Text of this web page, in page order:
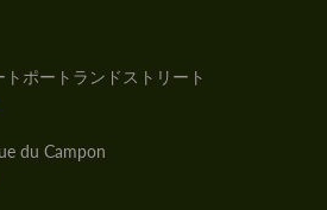
ポートランドストリート
du Campon